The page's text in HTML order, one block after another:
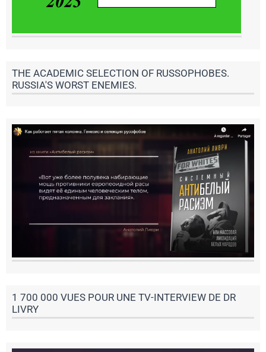
THE ACADEMIC SELECTION OF RUSSOPHOBES.
RUSSIA'S WORST ENEMIES.
1 700 000 VUES POUR UNE TV-INTERVIEW DE DR
LIVRY